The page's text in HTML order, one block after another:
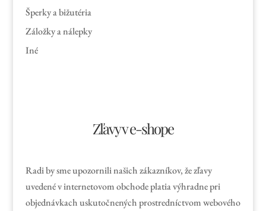
Šperky a bižutéria
Záložky a nálepky
Iné
Zľavy v e-shope
Radi by sme upozornili našich zákazníkov, že zľavy
uvedené v internetovom obchode platia výhradne pri
objednávkach uskutočnených prostredníctvom webového